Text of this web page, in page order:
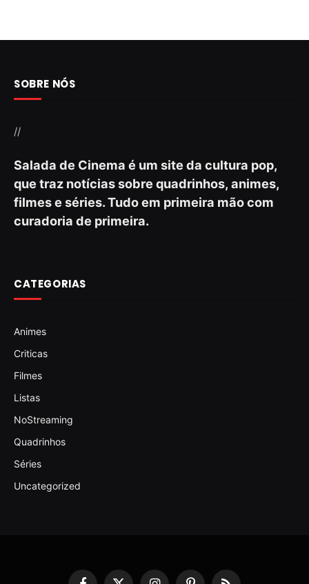
SOBRE NÓS
//
Salada de Cinema é um site da cultura pop,
que traz notícias sobre quadrinhos, animes,
filmes e séries. Tudo em primeira mão com
curadoria de primeira.
CATEGORIAS
Animes
Criticas
Filmes
Listas
NoStreaming
Quadrinhos
Séries
Uncategorized